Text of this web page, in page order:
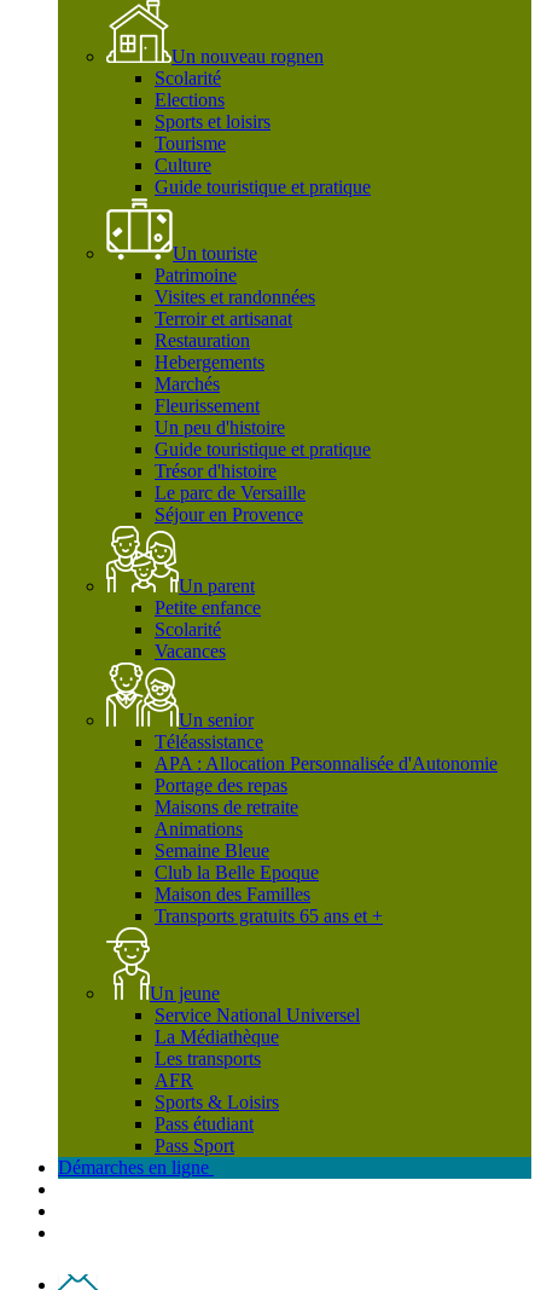
Un nouveau rognen
Scolarité
Elections
Sports et loisirs
Tourisme
Culture
Guide touristique et pratique
Un touriste
Patrimoine
Visites et randonnées
Terroir et artisanat
Restauration
Hebergements
Marchés
Fleurissement
Un peu d'histoire
Guide touristique et pratique
Trésor d'histoire
Le parc de Versaille
Séjour en Provence
Un parent
Petite enfance
Scolarité
Vacances
Un senior
Téléassistance
APA : Allocation Personnalisée d'Autonomie
Portage des repas
Maisons de retraite
Animations
Semaine Bleue
Club la Belle Epoque
Maison des Familles
Transports gratuits 65 ans et +
Un jeune
Service National Universel
La Médiathèque
Les transports
AFR
Sports & Loisirs
Pass étudiant
Pass Sport
Démarches en ligne
Contact